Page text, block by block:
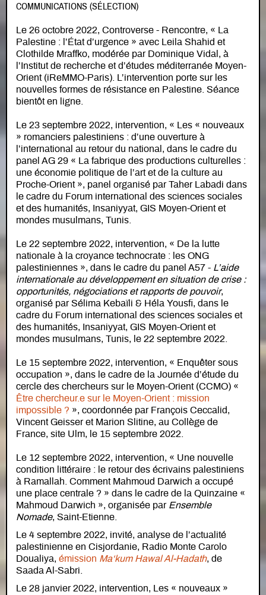
COMMUNICATIONS (SÉLECTION)
Le 26 octobre 2022, Controverse - Rencontre, « La
Palestine : l’État d’urgence » avec Leila Shahid et
Clothilde Mraffko, modérée par Dominique Vidal, à
l’Institut de recherche et d’études méditerranée Moyen-
Orient (iReMMO-Paris). L’intervention porte sur les
nouvelles formes de résistance en Palestine. Séance
bientôt en ligne.
Le 23 septembre 2022, intervention, « Les « nouveaux
» romanciers palestiniens : d’une ouverture à
l’international au retour du national, dans le cadre du
panel AG 29 « La fabrique des productions culturelles :
une économie politique de l’art et de la culture au
Proche-Orient », panel organisé par Taher Labadi dans
le cadre du Forum international des sciences sociales
et des humanités, Insaniyyat, GIS Moyen-Orient et
mondes musulmans, Tunis.
Le 22 septembre 2022, intervention, « De la lutte
nationale à la croyance technocrate : les ONG
palestiniennes », dans le cadre du panel A57 - L’aide
internationale au développement en situation de crise :
opportunités, négociations et rapports de pouvoir,
organisé par Sélima Kebaïli & Héla Yousfi, dans le
cadre du Forum international des sciences sociales et
des humanités, Insaniyyat, GIS Moyen-Orient et
mondes musulmans, Tunis, le 22 septembre 2022.
Le 15 septembre 2022, intervention, « Enquêter sous
occupation », dans le cadre de la Journée d’étude du
cercle des chercheurs sur le Moyen-Orient (CCMO) «
Être chercheur.e sur le Moyen-Orient : mission
impossible ? », coordonnée par François Ceccalid,
Vincent Geisser et Marion Slitine, au Collège de
France, site Ulm, le 15 septembre 2022.
Le 12 septembre 2022, intervention, « Une nouvelle
condition littéraire : le retour des écrivains palestiniens
à Ramallah. Comment Mahmoud Darwich a occupé
une place centrale ? » dans le cadre de la Quinzaine «
Mahmoud Darwich », organisée par Ensemble
Nomade, Saint-Etienne.
Le 4 septembre 2022, invité, analyse de l’actualité
palestinienne en Cisjordanie, Radio Monte Carolo
Doualiya, émission Ma‘kum Hawal Al-Hadath, de
Saada Al-Sabri.
Le 28 janvier 2022, intervention, Les « nouveaux »